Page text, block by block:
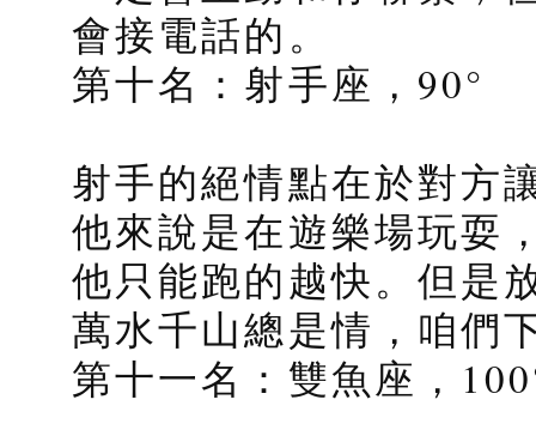
會接電話的。
第十名：射手座，90°
射手的絕情點在於對方
他來說是在遊樂場玩耍
他只能跑的越快。但是
萬水千山總是情，咱們
第十一名：雙魚座，